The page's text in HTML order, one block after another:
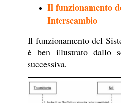
Il funzionamento
Interscambio
Il funzionamento del
è ben illustrato dallo
successiva.